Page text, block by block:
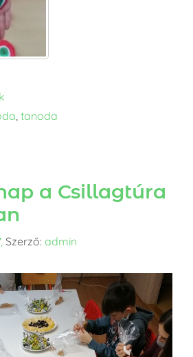
tanoda
a Csillagtúra
Szerző: admin